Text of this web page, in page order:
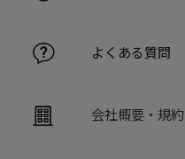
よくある質問
会社概要・規約